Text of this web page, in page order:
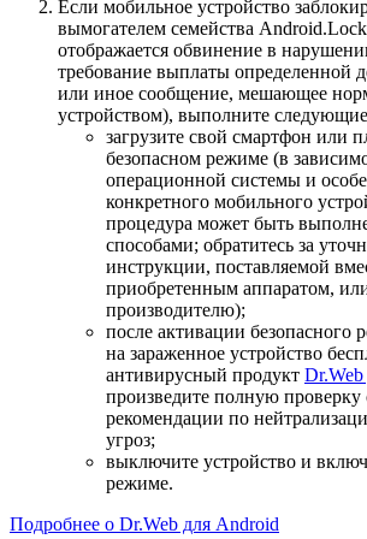
Если мобильное устройство
вымогателем семейства
отображается обвинение в
требование выплаты определенной
или иное сообщение, мешающее
устройством), выполните
загрузите свой смартфон или
безопасном режиме (в
операционной системы и
конкретного мобильного
процедура может быть
способами; обратитесь за
инструкции, поставляемой
приобретенным аппаратом,
производителю);
после активации безопасного
на зараженное устройство
антивирусный продукт
произведите полную
рекомендации по
угроз;
выключите устройство и
режиме.
Подробнее о Dr.Web для Android